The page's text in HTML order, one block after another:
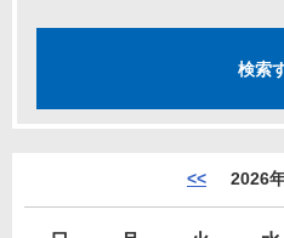
<< 2026